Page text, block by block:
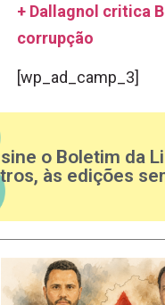
+ Dallagnol critica
corrupção
[wp_ad_camp_3]
o Boletim da
às edições